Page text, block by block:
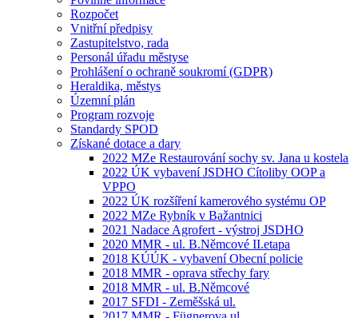
Rozpočet
Vnitřní předpisy
Zastupitelstvo, rada
Personál úřadu městyse
Prohlášení o ochraně soukromí (GDPR)
Heraldika, městys
Územní plán
Program rozvoje
Standardy SPOD
Získané dotace a dary
2022 MZe Restaurování sochy sv. Jana u kostela
2022 ÚK vybavení JSDHO Cítoliby OOP a
VPPO
2022 ÚK rozšíření kamerového systému OP
2022 MZe Rybník v Bažantnici
2021 Nadace Agrofert - výstroj JSDHO
2020 MMR - ul. B.Němcové II.etapa
2018 KÚÚK - vybavení Obecní policie
2018 MMR - oprava střechy fary
2018 MMR - ul. B.Němcové
2017 SFDI - Zeměšská ul.